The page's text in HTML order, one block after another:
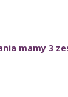
mamy 3